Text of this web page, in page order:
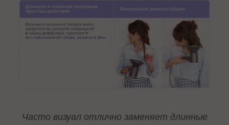
Часто визуал отлично заменяет длинные